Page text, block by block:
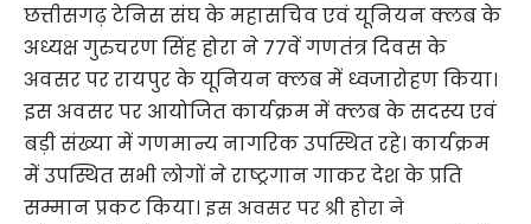
छत्तीसगढ़ टेनिस संघ के महासचिव एवं यूनियन क्लब के
अध्यक्ष गुरुचरण सिंह होरा ने 77वें गणतंत्र दिवस के
अवसर पर रायपुर के यूनियन क्लब में ध्वजारोहण किया।
इस अवसर पर आयोजित कार्यक्रम में क्लब के सदस्य एवं
बड़ी संख्या में गणमान्य नागरिक उपस्थित रहे। कार्यक्रम
में उपस्थित सभी लोगों ने राष्ट्रगान गाकर देश के प्रति
सम्मान प्रकट किया। इस अवसर पर श्री होरा ने